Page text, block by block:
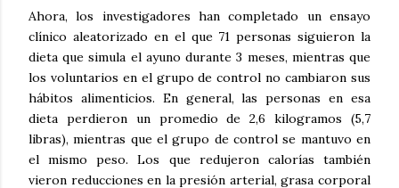
Ahora, los investigadores han completado un ensayo
clínico aleatorizado en el que 71 personas siguieron la
dieta que simula el ayuno durante 3 meses, mientras que
los voluntarios en el grupo de control no cambiaron sus
hábitos alimenticios. En general, las personas en esa
dieta perdieron un promedio de 2,6 kilogramos (5,7
libras), mientras que el grupo de control se mantuvo en
el mismo peso. Los que redujeron calorías también
vieron reducciones en la presión arterial, grasa corporal